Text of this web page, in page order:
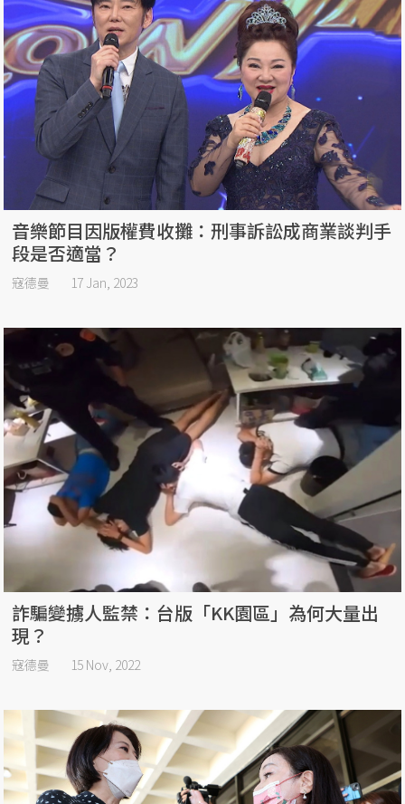
音樂節目因版權費收攤：刑事訴訟成商業談判手
段是否適當？
寇德曼 17 Jan, 2023
詐騙變擄人監禁：台版「KK園區」為何大量出
現？
寇德曼 15 Nov, 2022